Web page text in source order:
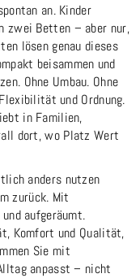
an. Kinder
zwei Betten – aber nur,
lösen genau dieses
beisammen und
Ohne Umbau. Ohne
und Ordnung.
in Familien,
dort, wo Platz Wert
anders nutzen
zurück. Mit
aufgeräumt.
Komfort und Qualität,
Sie mit
anpasst – nicht